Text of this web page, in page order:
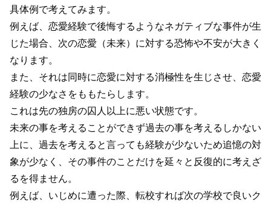
具体例で考えてみます。
例えば、恋愛経験で後悔するようなネガティブな事件が生
じた場合、次の恋愛（未来）に対する恐怖や不安が大きく
なります。
また、それは同時に恋愛に対する消極性を生じさせ、恋愛
経験の少なさをももたらします。
これは先の独房の囚人以上に悪い状態です。
未来の事を考えることができず過去の事を考えるしかない
上に、過去を考えると言っても経験が少ないため追憶の対
象が少なく、その事件のことだけを延々と反復的に考えざ
るを得ません。
例えば、いじめに遭った際、転校すれば次の学校で良いク